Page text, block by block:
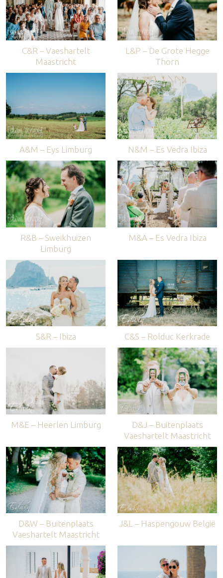
C&R – Vaeshartelt
Maastricht
L&P – De Grote Hegge
Thorn
A&M – Eys Limburg N&M – Es Vedra Ibiza
R&B – Sweikhuizen
Limburg
M&A – Es Vedra Ibiza
S&R – Ibiza C&S – Rolduc Kerkrade
M&E – Heerlen Limburg
D&J – Buitenplaats
Vaeshartelt Maastricht
D&W – Buitenplaats
Vaeshartelt Maastricht
J&L – Haspengouw België